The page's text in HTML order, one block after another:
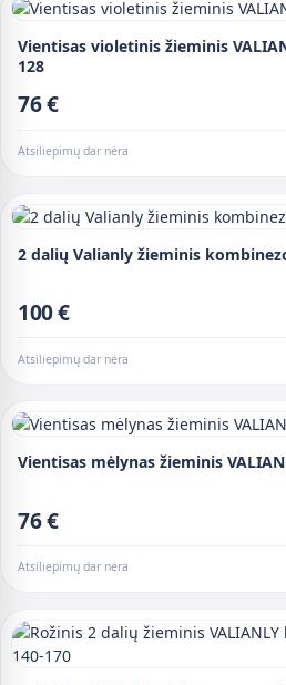
Vientisas violetinis žieminis
128
76 €
Atsiliepimų dar nėra
2 dalių Valianly žieminis
100 €
Atsiliepimų dar nėra
Vientisas mėlynas žieminis
76 €
Atsiliepimų dar nėra